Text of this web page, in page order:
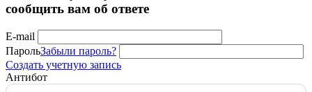
сообщить вам об ответе
E-mail
ПарольЗабыли пароль?
Создать учетную запись
Антибот